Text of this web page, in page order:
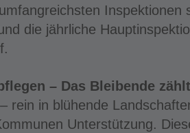
Inspektionen
die jährliche
– Das Bleibende zählt
rein in blühende
Unterstützung.